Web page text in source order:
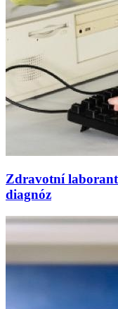
Zdravotní
diagnóz